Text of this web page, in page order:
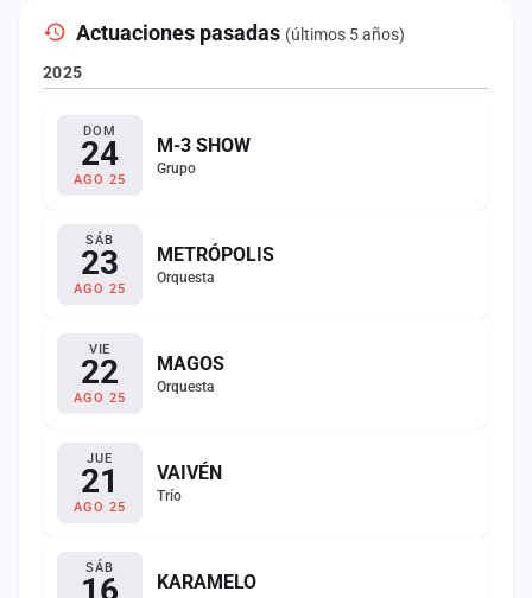
Actuaciones pasadas (últimos 5 años)
2025
DOM
24
AGO 25
M-3 SHOW
Grupo
SÁB
23
AGO 25
METRÓPOLIS
Orquesta
VIE
22
AGO 25
MAGOS
Orquesta
JUE
21
AGO 25
VAIVÉN
Trío
SÁB
KARAMELO